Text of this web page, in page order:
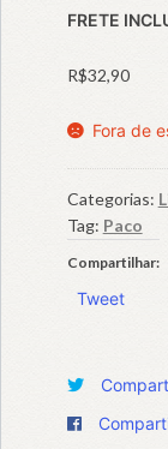
FRETE
R$32,90
Fora de
Categorias:
Tag: Paco
Compartilhar:
Tweet